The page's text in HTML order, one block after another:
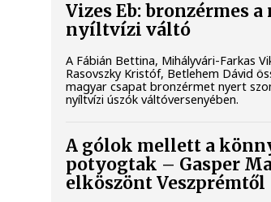
Vizes Eb: bronzérmes
nyíltvízi váltó
A Fábián Bettina, Mihályvári-Farkas
Rasovszky Kristóf, Betlehem Dávid
magyar csapat bronzérmet nyert
nyíltvízi úszók váltóversenyében.
A gólok mellett a
potyogtak – Gasper
elköszönt Veszprémtől